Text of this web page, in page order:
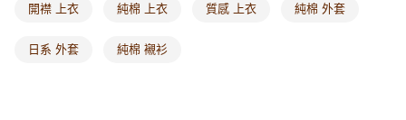
開襟 上衣 純棉 上衣 質感 上衣 純棉 外套
日系 外套 純棉 襯衫